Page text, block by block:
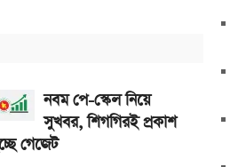
নবম পে-স্কেল নিয়ে
সুখবর, শিগগিরই প্রকাশ
গেজেট